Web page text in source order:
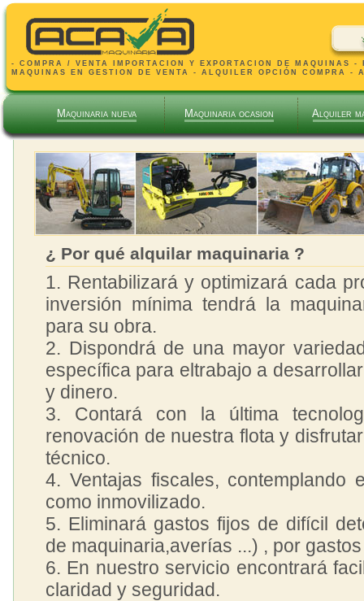
- COMPRA / VENTA IMPORTACION Y EXPORTACION DE MAQUINAS -
MAQUINAS EN GESTION DE VENTA - ALQUILER OPCIÓN COMPRA -
Maquinaria nueva Maquinaria ocasion Alquiler
¿ Por qué alquilar maquinaria ?
1. Rentabilizará y optimizará cada
inversión mínima tendrá la
para su obra.
2. Dispondrá de una mayor
específica para eltrabajo a
y dinero.
3. Contará con la última
renovación de nuestra flota y
técnico.
4. Ventajas fiscales,
como inmovilizado.
5. Eliminará gastos fijos de difícil
de maquinaria,averías ...) , por
6. En nuestro servicio encontrará
claridad y seguridad.